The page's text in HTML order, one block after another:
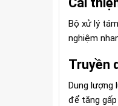
Bộ xử lý
nghiệm
Truyền
Dung lượng
để tăng